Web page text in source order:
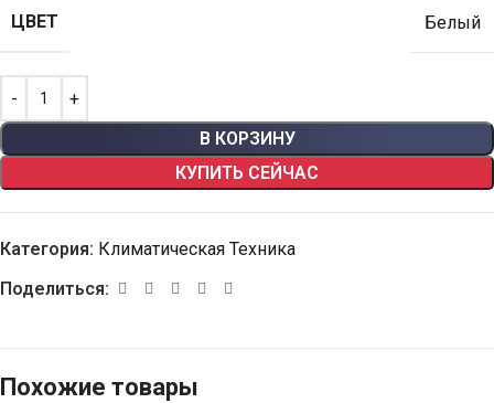
ЦВЕТ Белый
В КОРЗИНУ
КУПИТЬ СЕЙЧАС
Категория: Климатическая Техника
Поделиться:
Похожие товары